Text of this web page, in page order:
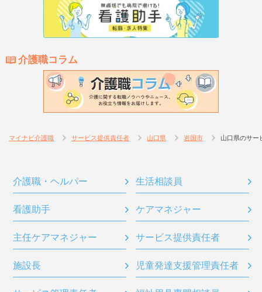
介護職コラム
マイナビ介護職 サービス提供責任者 山口県 岩国市 山口県のサー
介護職・ヘルパー 生活相談員
看護助手 ケアマネジャー
主任ケアマネジャー サービス提供責任者
施設長 児童発達支援管理責任者